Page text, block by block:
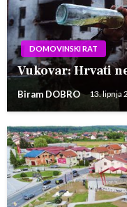
DOMOVINSKI RAT
Vukovar: Hrvati
Biram DOBRO 13. lipnja